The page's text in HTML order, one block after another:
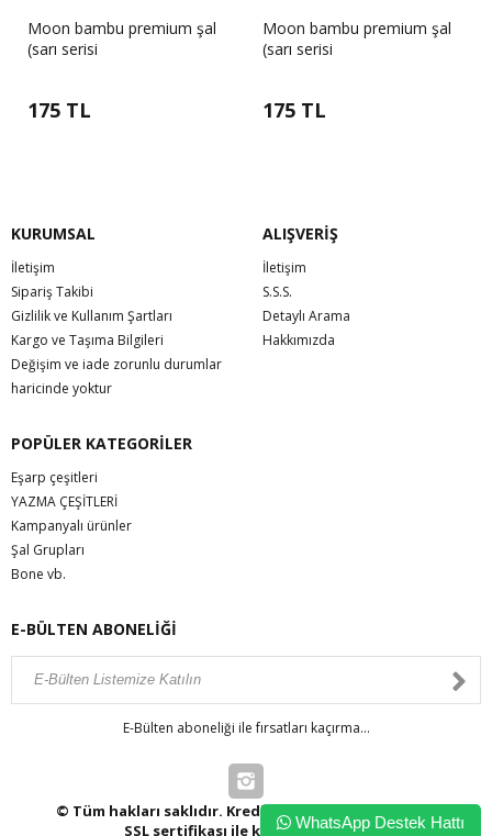
Moon bambu premium şal
(sarı serisi
175 TL
Moon bambu premium şal
(sarı serisi
175 TL
KURUMSAL
İletişim
Sipariş Takibi
Gizlilik ve Kullanım Şartları
Kargo ve Taşıma Bilgileri
Değişim ve iade zorunlu durumlar
haricinde yoktur
ALIŞVERİŞ
İletişim
S.S.S.
Detaylı Arama
Hakkımızda
POPÜLER KATEGORİLER
Eşarp çeşitleri
YAZMA ÇEŞİTLERİ
Kampanyalı ürünler
Şal Grupları
Bone vb.
E-BÜLTEN ABONELİĞİ
E-Bülten aboneliği ile fırsatları kaçırma...
© Tüm hakları saklıdır. Kredi kartı bilgileriniz 256bit
SSL sertifikası ile korunmaktadır.WhatsApp Destek Hattı